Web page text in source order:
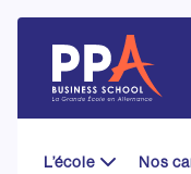
content
L’école Nos